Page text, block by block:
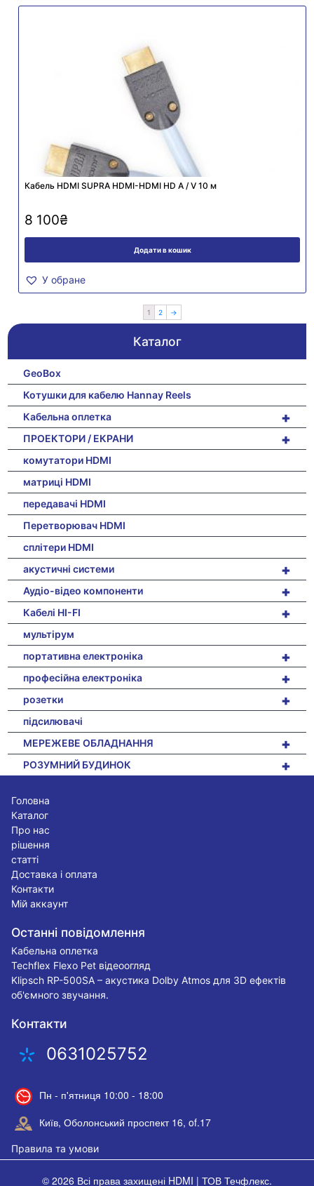
Кабель HDMI SUPRA HDMI-HDMI HD A / V 10 м
8 100₴
Додати в кошик
У обране
1 2 →
Каталог
GeoBox
Котушки для кабелю Hannay Reels
+
Кабельна оплетка
+
ПРОЕКТОРИ / ЕКРАНИ
комутатори HDMI
матриці HDMI
передавачі HDMI
Перетворювач HDMI
сплітери HDMI
+
акустичні системи
+
Аудіо-відео компоненти
+
Кабелі HI-FI
мультірум
+
портативна електроніка
+
професійна електроніка
+
розетки
підсилювачі
+
МЕРЕЖЕВЕ ОБЛАДНАННЯ
+
РОЗУМНИЙ БУДИНОК
Головна
Каталог
Про нас
рішення
статті
Доставка і оплата
Контакти
Мій аккаунт
Останні повідомлення
Кабельна оплетка
Techflex Flexo Pet відеоогляд
Klipsch RP-500SA – акустика Dolby Atmos для 3D ефектів
об'ємного звучання.
Контакти
0631025752
Пн - п'ятниця 10:00 - 18:00
Київ, Оболонський проспект 16, of.17
Правила та умови
© 2026 Всі права захищені HDMI | ТОВ Течфлекс.